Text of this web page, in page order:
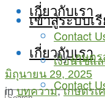
เข้าสู่ระบบเ
เกี่ยวกับเรา
Contact
เกี่ยวกับเรา
Contact
เงื่อนไขแ
by เกษต
มิถุนายน 29, 2025
in บทความ,เกษตรเ